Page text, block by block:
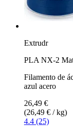
Extrudr
PLA NX-2
Filamento de
azul acero
26,49 €
(26,49 € / kg)
4.4 (25)